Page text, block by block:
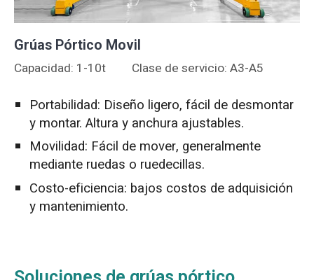
Grúas Pórtico Movil
Capacidad: 1-10t Clase de servicio: A3-A5
Portabilidad: Diseño ligero, fácil de desmontar
y montar. Altura y anchura ajustables.
Movilidad: Fácil de mover, generalmente
mediante ruedas o ruedecillas.
Costo-eficiencia: bajos costos de adquisición
y mantenimiento.